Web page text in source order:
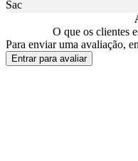
Sac
O que os clientes
Para enviar uma avaliação,
Entrar para avaliar